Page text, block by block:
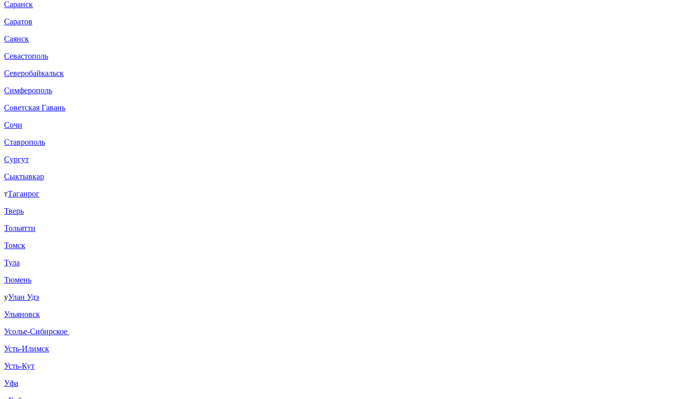
Саранск
Саратов
Саянск
Севастополь
Северобайкальск
Симферополь
Советская Гавань
Сочи
Ставрополь
Сургут
Сыктывкар
тТаганрог
Тверь
Тольятти
Томск
Тула
Тюмень
уУлан Удэ
Ульяновск
Усолье-Сибирское
Усть-Илимск
Усть-Кут
Уфа